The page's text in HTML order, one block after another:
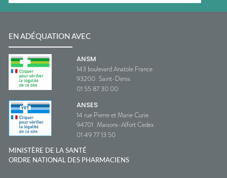
EN ADÉQUATION AVEC
ANSM
143 boulevard Anatole France
93200 Saint-Denis
01 55 87 30 00
ANSES
14 rue Pierre et Marie Curie
94701 Maisons-Alfort Cedex
01 49 77 13 50
MINISTÈRE DE LA SANTÉ
ORDRE NATIONAL DES PHARMACIENS